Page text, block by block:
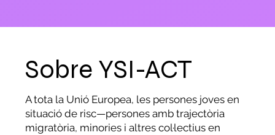
Sobre YSI-ACT
A tota la Unió Europea, les persones joves en
situació de risc—persones amb trajectòria
migratòria, minories i altres col·lectius en